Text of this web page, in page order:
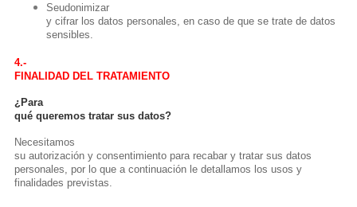
Seudonimizar
y cifrar los datos personales, en caso de que se trate de datos
sensibles.
4.-
FINALIDAD DEL TRATAMIENTO
¿Para
qué queremos tratar sus datos?
Necesitamos
su autorización y consentimiento para recabar y tratar sus datos
personales, por lo que a continuación le detallamos los usos y
finalidades previstas.